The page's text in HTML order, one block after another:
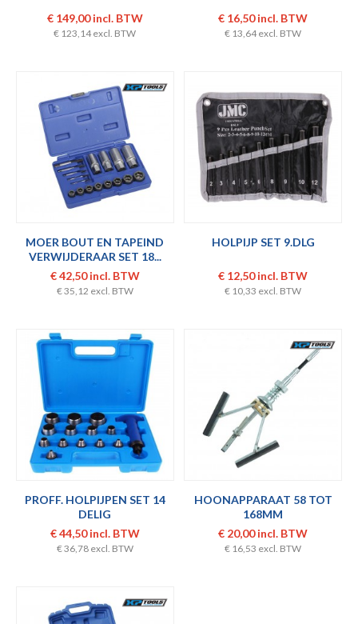
€ 149,00 incl. BTW
€ 123,14 excl. BTW
€ 16,50 incl. BTW
€ 13,64 excl. BTW
MOER BOUT EN TAPEIND
VERWIJDERAAR SET 18...
€ 42,50 incl. BTW
€ 35,12 excl. BTW
HOLPIJP SET 9.DLG
€ 12,50 incl. BTW
€ 10,33 excl. BTW
PROFF. HOLPIJPEN SET 14
DELIG
€ 44,50 incl. BTW
€ 36,78 excl. BTW
HOONAPPARAAT 58 TOT
168MM
€ 20,00 incl. BTW
€ 16,53 excl. BTW